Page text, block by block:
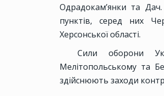
Одрадокам’янки та
пунктів, серед них
Херсонської області.
Сили оборони
Мелітопольському та
здійснюють заходи